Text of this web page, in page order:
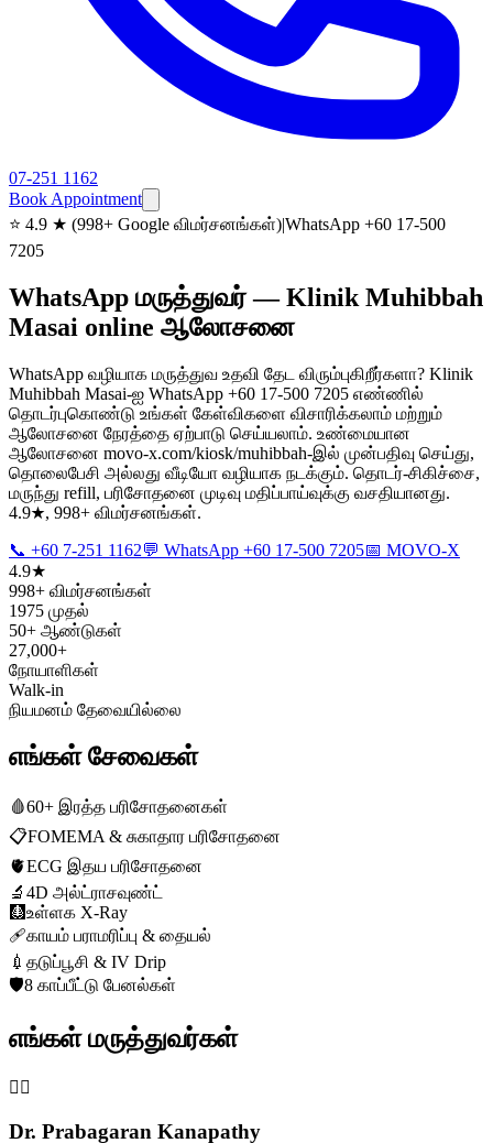
07-251 1162
Book Appointment
⭐ 4.9 ★ (998+ Google விமர்சனங்கள்)|WhatsApp +60 17-500
7205
WhatsApp மருத்துவர் — Klinik Muhibbah
Masai online ஆலோசனை
WhatsApp வழியாக மருத்துவ உதவி தேட விரும்புகிறீர்களா? Klinik
Muhibbah Masai-ஐ WhatsApp +60 17-500 7205 எண்ணில்
தொடர்புகொண்டு உங்கள் கேள்விகளை விசாரிக்கலாம் மற்றும்
ஆலோசனை நேரத்தை ஏற்பாடு செய்யலாம். உண்மையான
ஆலோசனை movo-x.com/kiosk/muhibbah-இல் முன்பதிவு செய்து,
தொலைபேசி அல்லது வீடியோ வழியாக நடக்கும். தொடர்-சிகிச்சை,
மருந்து refill, பரிசோதனை முடிவு மதிப்பாய்வுக்கு வசதியானது.
4.9★, 998+ விமர்சனங்கள்.
📞 +60 7-251 1162💬 WhatsApp +60 17-500 7205📅 MOVO-X
4.9★
998+ விமர்சனங்கள்
1975 முதல்
50+ ஆண்டுகள்
27,000+
நோயாளிகள்
Walk-in
நியமனம் தேவையில்லை
எங்கள் சேவைகள்
🩸60+ இரத்த பரிசோதனைகள்
📋FOMEMA & சுகாதார பரிசோதனை
🫀ECG இதய பரிசோதனை
🔬 4D அல்ட்ராசவுண்ட்
🩻உள்ளக X-Ray
🩹காயம் பராமரிப்பு & தையல்
💉 தடுப்பூசி & IV Drip
🛡️8 காப்பீட்டு பேனல்கள்
எங்கள் மருத்துவர்கள்
👨‍⚕️
Dr. Prabagaran Kanapathy